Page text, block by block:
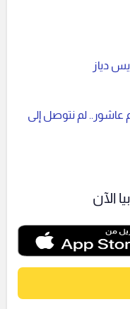
دياز
عاشور.. لم نتوصل إلى
الآن